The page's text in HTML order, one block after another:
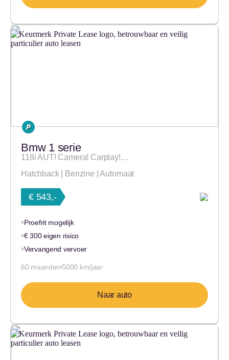
Bmw 1 serie
118i AUT! Camera! Carplay!…
Hatchback | Benzine | Automaat
€ 543,-
Proefrit mogelijk
€ 300 eigen risico
Vervangend vervoer
60 maanden 5000 km/jaar
Naar auto